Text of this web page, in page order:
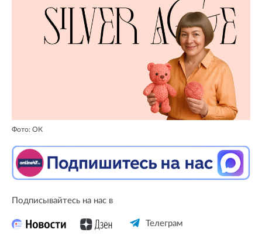
Фото: ОК
Подписывайтесь на нас в
Телеграм